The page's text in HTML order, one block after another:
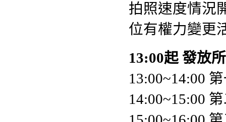
拍照速度情況
位有權力變更
13:00起 發放
13:00~14:00
14:00~15:00